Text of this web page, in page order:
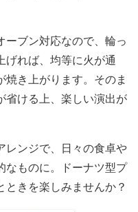
ーブン対応なので、輪っ
げれば、均等に火が通
焼き上がります。そのま
省ける上、楽しい演出が
レンジで、日々の食卓や
なものに。ドーナツ型プ
ときを楽しみませんか？